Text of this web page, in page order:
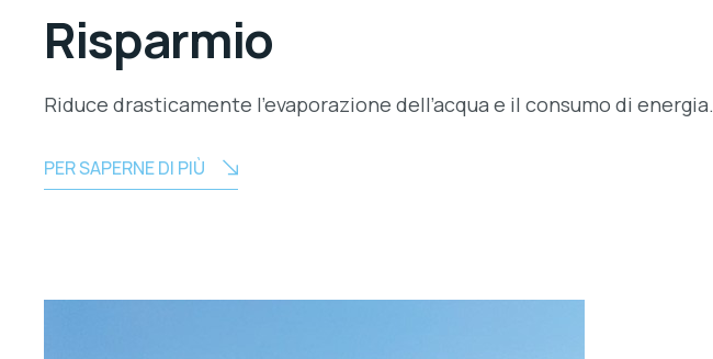
Risparmio
Riduce drasticamente l’evaporazione dell’acqua e il consumo di energia.
PER SAPERNE DI PIÙ